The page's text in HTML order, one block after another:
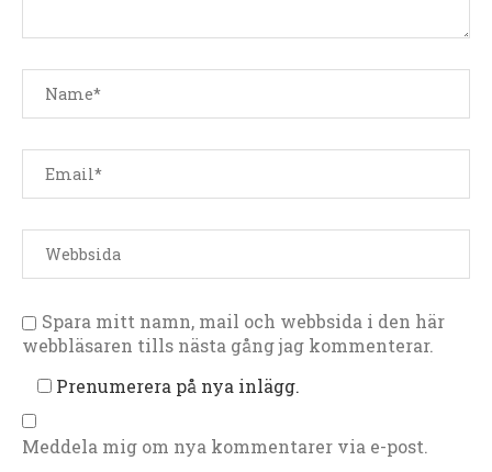
Spara mitt namn, mail och webbsida i den här
webbläsaren tills nästa gång jag kommenterar.
Prenumerera på nya inlägg.
Meddela mig om nya kommentarer via e-post.